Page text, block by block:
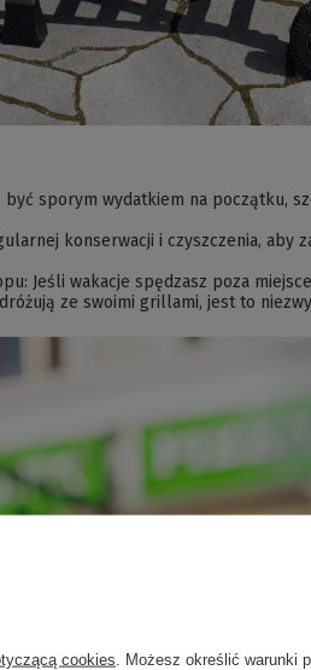
sporym wydatkiem na początku,
konserwacji i czyszczenia, aby
Jeśli wakacje spędzasz poza
ze swoimi grillami, jest to
cookies . Możesz określić warunki